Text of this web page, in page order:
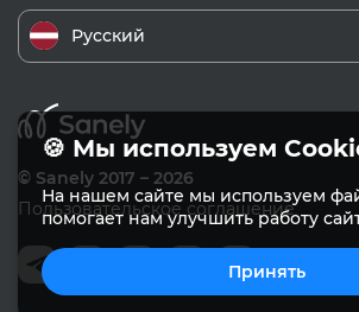
Русский
© Sanely 2017 – 2026
Пользовательское соглашение
🍪 Мы используем
На нашем сайте мы используем
помогает нам улучшить работу
Принять